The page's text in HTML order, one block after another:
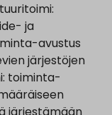
ja
avustus
järjestöjen
toiminta-